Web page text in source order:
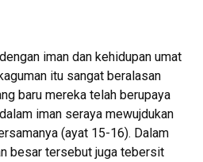
iman dan kehidupan umat
itu sangat beralasan
baru mereka telah berupaya
iman seraya mewujdukan
(ayat 15-16). Dalam
besar tersebut juga tebersit